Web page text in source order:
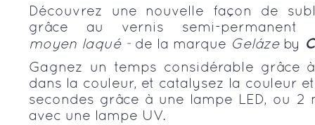
Découvrez une nouvelle façon de
grâce au vernis semi-permanent
moyen laqué - de la marque Geláze by
Gagnez un temps considérable grâce
dans la couleur, et catalysez la couleur
secondes grâce à une lampe LED, ou 2
avec une lampe UV.